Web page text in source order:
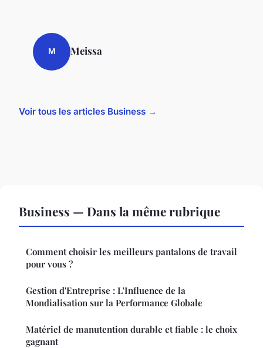
M Meissa
Voir tous les articles Business →
Business — Dans la même rubrique
Comment choisir les meilleurs pantalons de travail
pour vous ?
Gestion d'Entreprise : L'Influence de la
Mondialisation sur la Performance Globale
Matériel de manutention durable et fiable : le choix
gagnant